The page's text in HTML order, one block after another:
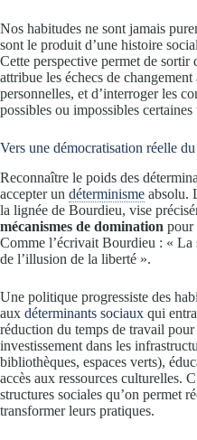
Nos habitudes ne sont jamais
sont le produit d’une histoire
Cette perspective permet de sortir
attribue les échecs de changement
personnelles, et d’interroger les
possibles ou impossibles
Vers une démocratisation réelle
Reconnaître le poids des
accepter un déterminisme absolu.
la lignée de Bourdieu, vise
mécanismes de domination pour
Comme l’écrivait Bourdieu : «
de l’illusion de la liberté ».
Une politique progressiste des
aux déterminants sociaux qui
réduction du temps de travail
investissement dans les
bibliothèques, espaces verts),
accès aux ressources culturelles.
structures sociales qu’on permet
transformer leurs pratiques.